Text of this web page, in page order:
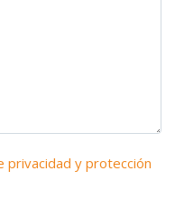
privacidad y protección